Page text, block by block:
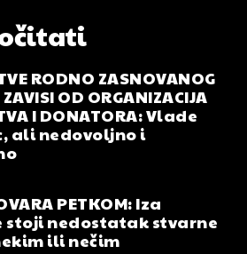
RODNO ZASNOVANOG
OD ORGANIZACIJA
I DONATORA: Vlade
ali nedovoljno i
PETKOM: Iza
nedostatak stvarne
ili nečim